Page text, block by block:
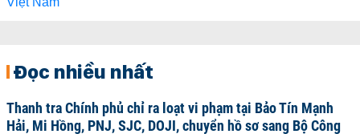
Đọc nhiều nhất
Thanh tra Chính phủ chỉ ra loạt vi phạm tại Bảo Tín Mạnh
Hải, Mi Hồng, PNJ, SJC, DOJI, chuyển hồ sơ sang Bộ Công